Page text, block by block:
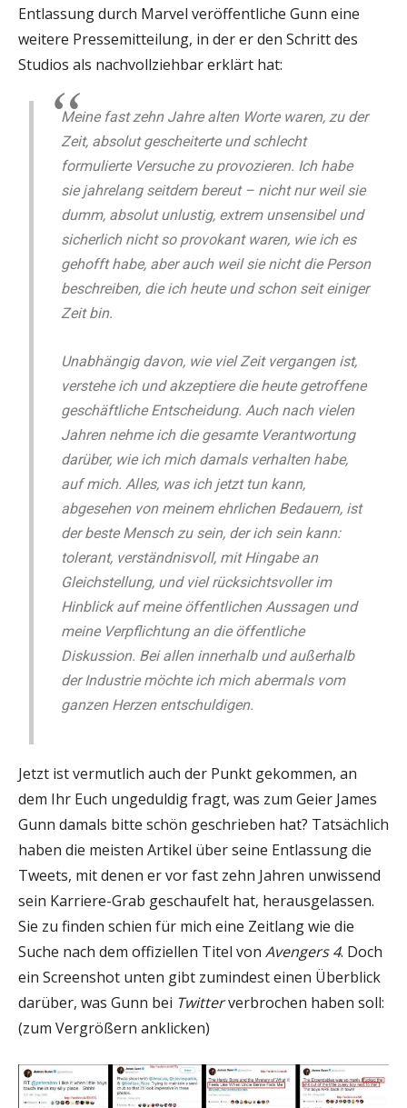
Entlassung durch Marvel veröffentliche Gunn eine
weitere Pressemitteilung, in der er den Schritt des
Studios als nachvollziehbar erklärt hat:
Meine fast zehn Jahre alten Worte waren, zu der
Zeit, absolut gescheiterte und schlecht
formulierte Versuche zu provozieren. Ich habe
sie jahrelang seitdem bereut – nicht nur weil sie
dumm, absolut unlustig, extrem unsensibel und
sicherlich nicht so provokant waren, wie ich es
gehofft habe, aber auch weil sie nicht die Person
beschreiben, die ich heute und schon seit einiger
Zeit bin.
Unabhängig davon, wie viel Zeit vergangen ist,
verstehe ich und akzeptiere die heute getroffene
geschäftliche Entscheidung. Auch nach vielen
Jahren nehme ich die gesamte Verantwortung
darüber, wie ich mich damals verhalten habe,
auf mich. Alles, was ich jetzt tun kann,
abgesehen von meinem ehrlichen Bedauern, ist
der beste Mensch zu sein, der ich sein kann:
tolerant, verständnisvoll, mit Hingabe an
Gleichstellung, und viel rücksichtsvoller im
Hinblick auf meine öffentlichen Aussagen und
meine Verpflichtung an die öffentliche
Diskussion. Bei allen innerhalb und außerhalb
der Industrie möchte ich mich abermals vom
ganzen Herzen entschuldigen.
Jetzt ist vermutlich auch der Punkt gekommen, an
dem Ihr Euch ungeduldig fragt, was zum Geier James
Gunn damals bitte schön geschrieben hat? Tatsächlich
haben die meisten Artikel über seine Entlassung die
Tweets, mit denen er vor fast zehn Jahren unwissend
sein Karriere-Grab geschaufelt hat, herausgelassen.
Sie zu finden schien für mich eine Zeitlang wie die
Suche nach dem offiziellen Titel von Avengers 4. Doch
ein Screenshot unten gibt zumindest einen Überblick
darüber, was Gunn bei Twitterverbrochen haben soll:
(zum Vergrößern anklicken)